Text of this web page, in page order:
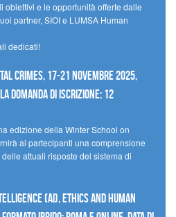
obiettivi e le opportunità offerte dalle
partner, SIOI e LUMSA Human
dedicati!
Crimes, 17-21 novembre 2025,
domanda di iscrizione: 12
edizione della Winter School on
ai partecipanti una comprensione
attuali risposte del sistema di
(AI), Ethics and Human